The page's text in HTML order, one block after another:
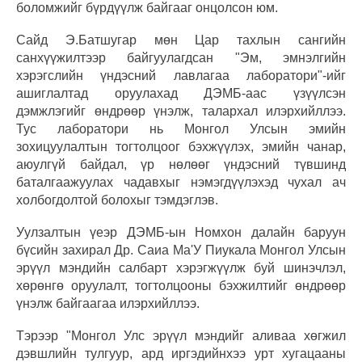
боломжийг бүрдүүлж байгааг онцолсон юм.
Сайд Э.Батшугар мөн Цар тахлын сангийн
санхүүжилтээр байгуулагдсан "Эм, эмнэлгийн
хэрэгслийн үндэсний лавлагаа лаборатори"-ийг
ашиглалтад оруулахад ДЭМБ-аас үзүүлсэн
дэмжлэгийг өндрөөр үнэлж, талархал илэрхийллээ.
Тус лаборатори нь Монгол Улсын эмийн
зохицуулалтын тогтолцоог бэхжүүлэх, эмийн чанар,
аюулгүй байдал, үр нөлөөг үндэсний түвшинд
баталгаажуулах чадавхыг нэмэгдүүлэхэд чухал ач
холбогдолтой болохыг тэмдэглэв.
Уулзалтын үеэр ДЭМБ-ын Номхон далайн баруун
бүсийн захирал Др. Саиа Ма'У Пиукала Монгол Улсын
эрүүл мэндийн салбарт хэрэгжүүлж буй шинэчлэл,
хөрөнгө оруулалт, тогтолцооны бэхжилтийг өндрөөр
үнэлж байгаагаа илэрхийллээ.
Тэрээр "Монгол Улс эрүүл мэндийг аливаа хөгжил
дэвшлийн тулгуур, ард иргэдийнхээ урт хугацааны